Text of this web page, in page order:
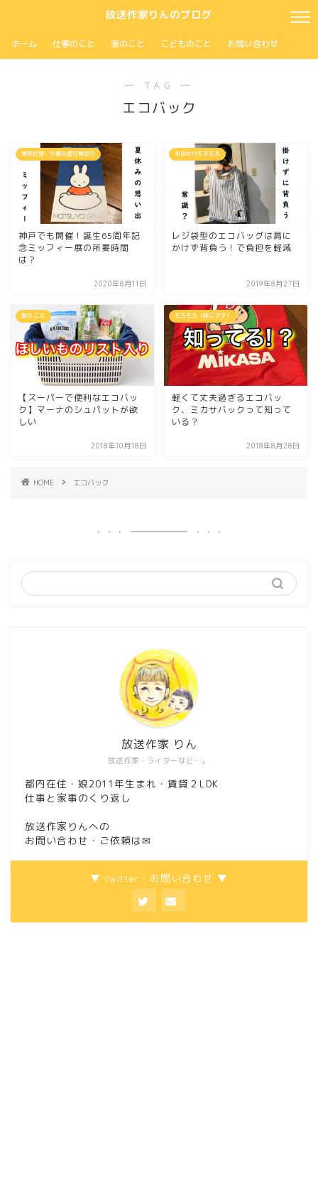
放送作家りんのブログ
ホーム 仕事のこと 家のこと こどものこと お問い合わせ
― TAG ―
エコバック
東京近郊・子連れ遊び場巡り
神戸でも開催！誕生65周年記
念ミッフィー展の所要時間
は？
2020年8月11日
お出かけもろもろ
レジ袋型のエコバッグは肩に
かけず背負う！で負担を軽減
2019年8月27日
家の こと
【スーパーで便利なエコバッ
ク】マーナのシュパットが欲
しい
2018年10月18日
もろもろ（時にヲタ）
軽くて丈夫過ぎるエコバッ
ク、ミカサバックって知って
いる？
2018年8月28日
HOME エコバック
放送作家・ライターなど…。
放送作家 りん
都内在住・娘2011年生まれ・賃貸２LDK
仕事と家事のくり返し
放送作家りんへの
お問い合わせ・ご依頼は ✉
▼ twitter・お問い合わせ ▼